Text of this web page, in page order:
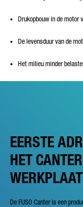
Drukopbouw in de motor
De levensduur van de
Het milieu minder
EERSTE
HET
De FUSO Canter is een